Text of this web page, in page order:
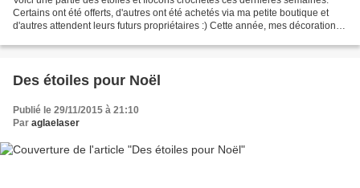
Certains ont été offerts, d'autres ont été achetés via ma petite boutique et
d'autres attendent leurs futurs propriétaires :) Cette année, mes décorations
Des étoiles pour Noël
Publié le 29/11/2015 à 21:10
Par aglaelaser